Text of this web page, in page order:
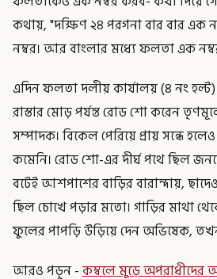
কথায়, "দক্ষিণ ২৪ পরগনা বার বার এক
নম্বর। আর বাংলার মধ্যে ফলতা এক
এদিন ফলতা দলীয় কার্যালয় (৪ নং
রাস্তার মোড় পর্যন্ত রোড শো করেন
সম্পাদক। বিকেল পেরিয়ে প্রায় সন্ধে
কমেনি। রোড শো-এর দীর্ঘ পথে ছিল
বটেই আশপাশের বাড়ির বারান্দায়,
ছিল চোখে পড়ার মতো। গাড়ির মাথা
ফুলের পাপড়ি উড়িয়ে দেন অভিষেক,
আরও পড়ুন -কম্বলে মুড়ে অপরাধীদের